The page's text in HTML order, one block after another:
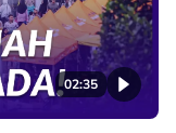
02:35